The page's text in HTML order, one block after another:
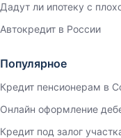
Дадут ли ипотеку с
Автокредит в России
Популярное
Кредит пенсионерам в
Онлайн оформление
Кредит под залог